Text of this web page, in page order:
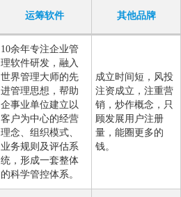
运筹软件 其他品牌
10余年专注企业管
理软件研发，融入
世界管理大师的先
进管理思想，帮助
企事业单位建立以
客户为中心的经营
理念、组织模式、
业务规则及评估系
统，形成一套整体
的科学管控体系。
成立时间短，风投
注资成立，注重营
销，炒作概念，只
顾发展用户注册
量，能圈更多的
钱。